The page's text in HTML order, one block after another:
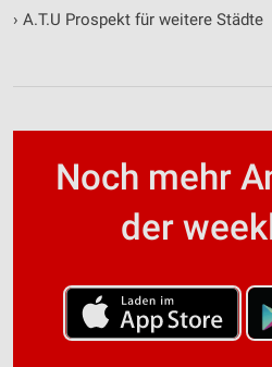
› A.T.U Prospekt für weitere Städte
Noch mehr
der